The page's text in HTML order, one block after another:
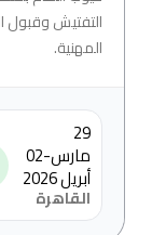
التفتيش وقبول
المهنية.
29
مارس-02
أبريل 2026
القاهرة